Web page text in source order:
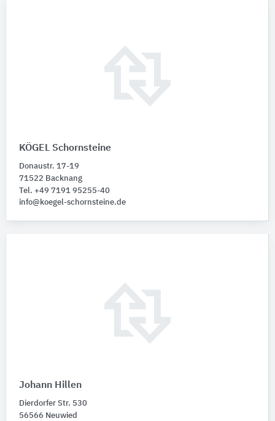
KÖGEL Schornsteine
Donaustr. 17-19
71522 Backnang
Tel. +49 7191 95255-40
info@koegel-schornsteine.de
Johann Hillen
Dierdorfer Str. 530
56566 Neuwied